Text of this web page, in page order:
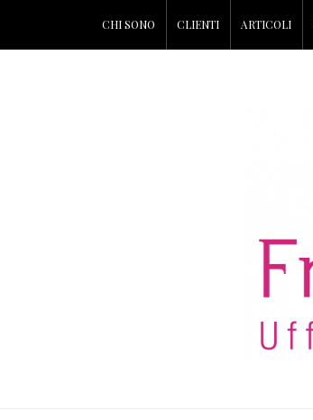
CHI SONO CLIENTI ARTICOLI